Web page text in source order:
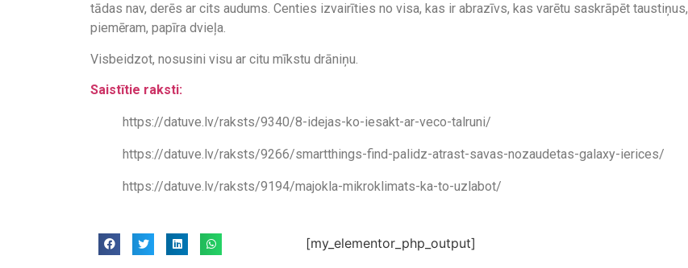
tādas nav, derēs ar cits audums. Centies izvairīties no visa, kas ir abrazīvs, kas varētu saskrāpēt taustiņus,
piemēram, papīra dvieļa.
Visbeidzot, nosusini visu ar citu mīkstu drāniņu.
Saistītie raksti:
https://datuve.lv/raksts/9340/8-idejas-ko-iesakt-ar-veco-talruni/
https://datuve.lv/raksts/9266/smartthings-find-palidz-atrast-savas-nozaudetas-galaxy-ierices/
https://datuve.lv/raksts/9194/majokla-mikroklimats-ka-to-uzlabot/
[my_elementor_php_output]